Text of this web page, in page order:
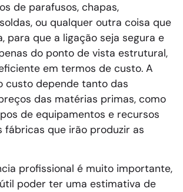
de parafusos, chapas,
ou qualquer outra coisa que
para que a ligação seja segura e
do ponto de vista estrutural,
em termos de custo. A
custo depende tanto das
das matérias primas, como
de equipamentos e recursos
fábricas que irão produzir as
profissional é muito importante,
poder ter uma estimativa de